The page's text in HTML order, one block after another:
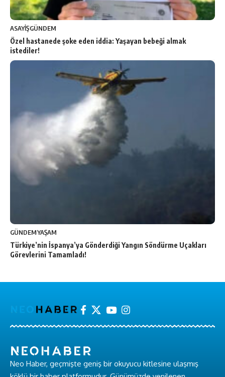
ASAYİŞGÜNDEM
Özel hastanede şoke eden iddia: Yaşayan bebeği almak
istediler!
GÜNDEMYAŞAM
Türkiye’nin İspanya’ya Gönderdiği Yangın Söndürme Uçakları
Görevlerini Tamamladı!
Neo Haber, geçmişte geniş bir okuyucu kitlesine ulaşmış